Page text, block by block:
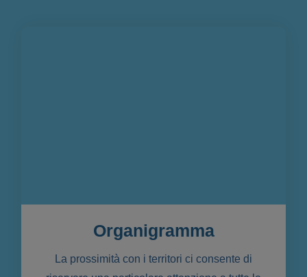
Organigramma
La prossimità con i territori ci consente di